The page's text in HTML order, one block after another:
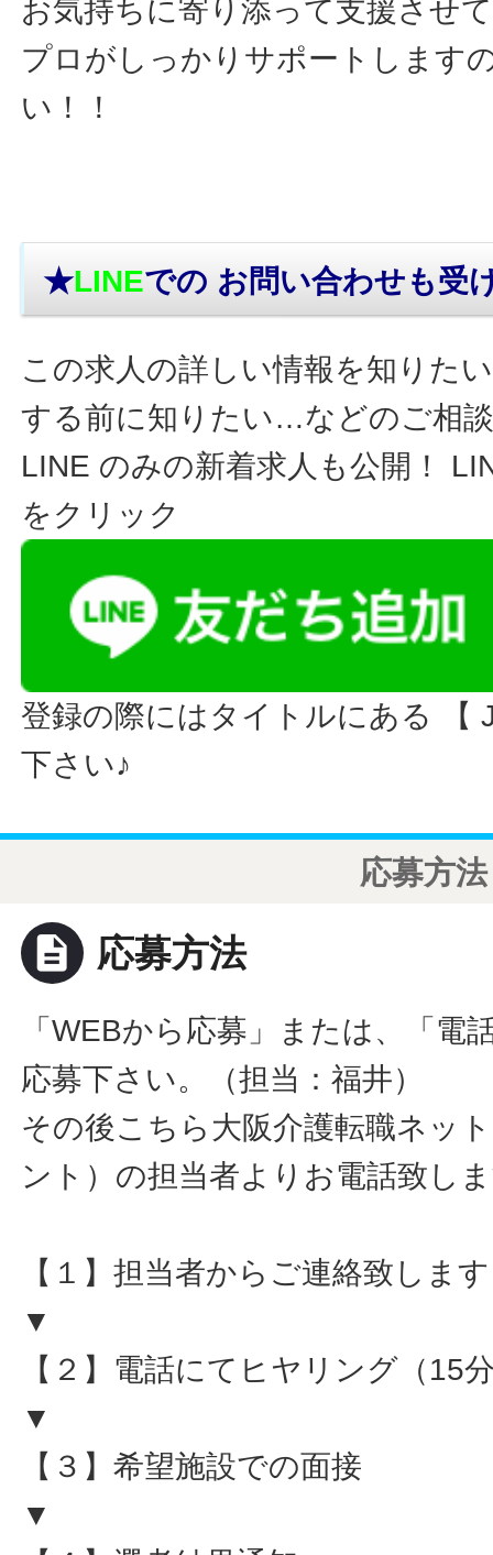
お気持ちに寄り添って支援させ
プロがしっかりサポートします
い！！
★LINEでの お問い合わせも受
この求人の詳しい情報を知りた
する前に知りたい…などのご相
LINE のみの新着求人も公開！
をクリック
登録の際にはタイトルにある 【
下さい♪
応募方法
description 応募方法
「WEBから応募」または、「電
応募下さい。（担当：福井）
その後こちら大阪介護転職ネッ
ント）の担当者よりお電話致し
【１】担当者からご連絡致します
▼
【２】電話にてヒヤリング（15
▼
【３】希望施設での面接
▼